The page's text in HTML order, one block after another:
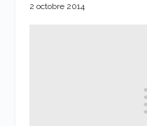
2 octobre 2014